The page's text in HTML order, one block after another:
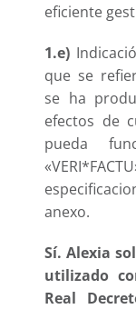
eficiente
1.e)
que se
se ha
efectos de
pueda
anexo.
Sí. Alexia
utilizado
Real